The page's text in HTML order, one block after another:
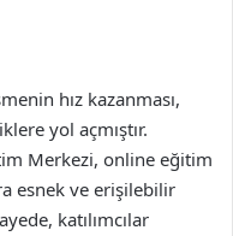
hız kazanması,
yol açmıştır.
Merkezi, online eğitim
esnek ve erişilebilir
katılımcılar